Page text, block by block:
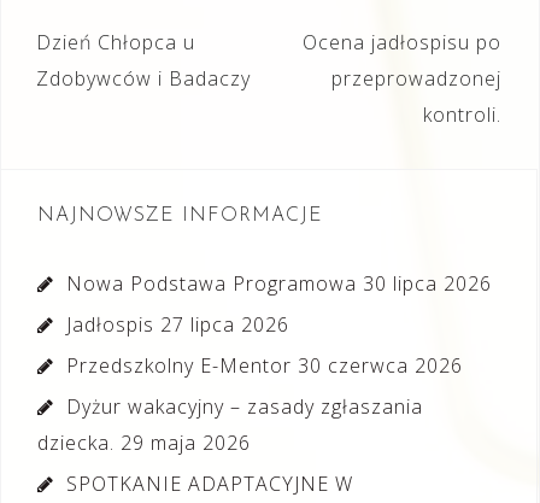
Nawigacja
wpisu
Dzień Chłopca u
Zdobywców i Badaczy
Ocena jadłospisu po
przeprowadzonej
kontroli.
NAJNOWSZE INFORMACJE
Nowa Podstawa Programowa 30 lipca 2026
Jadłospis 27 lipca 2026
Przedszkolny E-Mentor 30 czerwca 2026
Dyżur wakacyjny – zasady zgłaszania
dziecka. 29 maja 2026
SPOTKANIE ADAPTACYJNE W